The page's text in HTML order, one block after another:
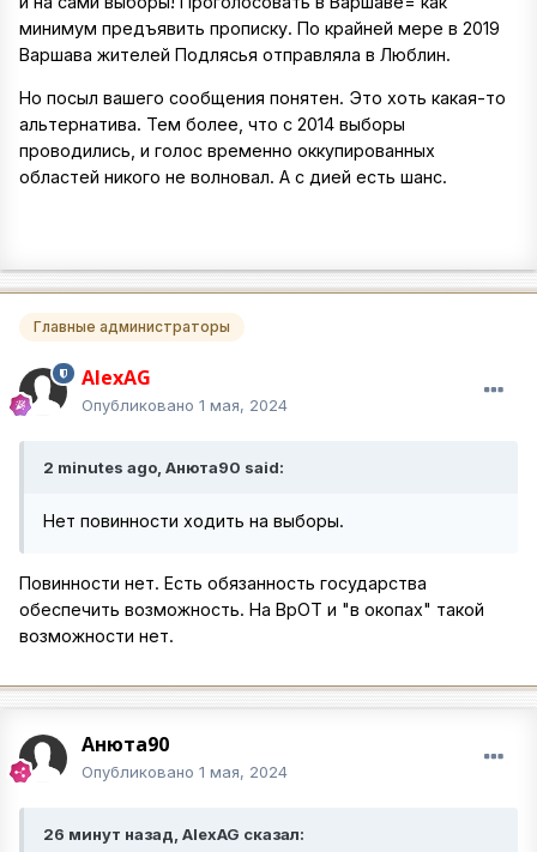
минимум предъявить прописку. По крайней мере в 2019
Варшава жителей Подлясья отправляла в Люблин.
Но посыл вашего сообщения понятен. Это хоть какая-то
альтернатива. Тем более, что с 2014 выборы
проводились, и голос временно оккупированных
областей никого не волновал. А с дией есть шанс.
Главные администраторы
AlexAG
Опубликовано 1 мая, 2024
2 minutes ago, Анюта90 said:
Нет повинности ходить на выборы.
Повинности нет. Есть обязанность государства
обеспечить возможность. На ВрОТ и "в окопах" такой
возможности нет.
Анюта90
Опубликовано 1 мая, 2024
26 минут назад, AlexAG сказал: